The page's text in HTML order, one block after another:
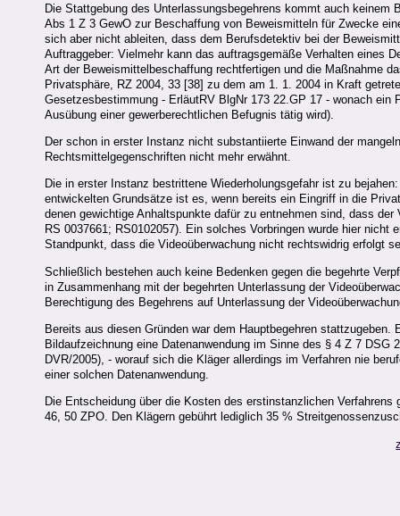
Die Stattgebung des Unterlassungsbegehrens kommt auch
Abs 1 Z 3 GewO zur Beschaffung von Beweismitteln für Zwecke
sich aber nicht ableiten, dass dem Berufsdetektiv bei der
Auftraggeber: Vielmehr kann das auftragsgemäße Verhalten eines
Art der Beweismittelbeschaffung rechtfertigen und die Maßnahme
Privatsphäre, RZ 2004, 33 [38] zu dem am 1. 1. 2004 in Kraft
Gesetzesbestimmung - ErläutRV BlgNr 173 22.GP 17 - wonach
Ausübung einer gewerberechtlichen Befugnis tätig wird).
Der schon in erster Instanz nicht substantiierte Einwand der
Rechtsmittelgegenschriften nicht mehr erwähnt.
Die in erster Instanz bestrittene Wiederholungsgefahr ist zu
entwickelten Grundsätze ist es, wenn bereits ein Eingriff in die
denen gewichtige Anhaltspunkte dafür zu entnehmen sind, dass
RS 0037661; RS0102057). Ein solches Vorbringen wurde hier
Standpunkt, dass die Videoüberwachung nicht rechtswidrig erfolgt
Schließlich bestehen auch keine Bedenken gegen die begehrte
in Zusammenhang mit der begehrten Unterlassung der
Berechtigung des Begehrens auf Unterlassung der
Bereits aus diesen Gründen war dem Hauptbegehren
Bildaufzeichnung eine Datenanwendung im Sinne des § 4 Z 7
DVR/2005), - worauf sich die Kläger allerdings im Verfahren nie
einer solchen Datenanwendung.
Die Entscheidung über die Kosten des erstinstanzlichen
46, 50 ZPO. Den Klägern gebührt lediglich 35 %